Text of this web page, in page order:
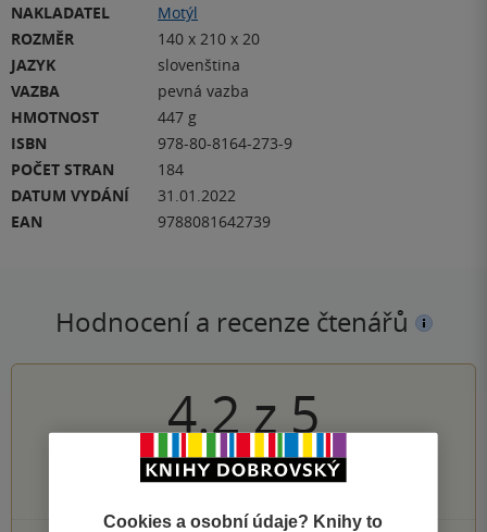
NAKLADATEL
Motýl
ROZMĚR
140 x 210 x 20
JAZYK
slovenština
VAZBA
pevná vazba
HMOTNOST
447 g
ISBN
978-80-8164-273-9
POČET STRAN
184
DATUM VYDÁNÍ
31.01.2022
EAN
9788081642739
Hodnocení a recenze čtenářů
4.2z5
Cookies a osobní údaje? Knihy to